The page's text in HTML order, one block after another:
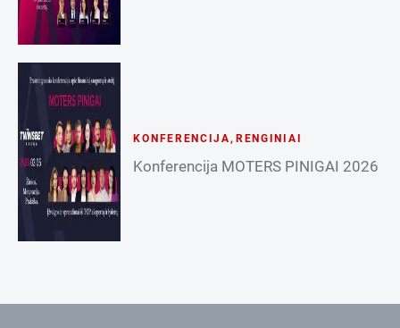
KONFERENCIJA, RENGINIAI
Konferencija MOTERS PINIGAI 2026